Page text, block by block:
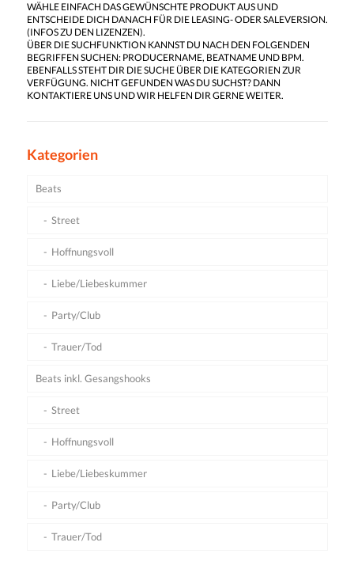
WÄHLE EINFACH DAS GEWÜNSCHTE PRODUKT AUS UND
ENTSCHEIDE DICH DANACH FÜR DIE LEASING- ODER SALEVERSION.
(INFOS ZU DEN LIZENZEN).
ÜBER DIE SUCHFUNKTION KANNST DU NACH DEN FOLGENDEN
BEGRIFFEN SUCHEN: PRODUCERNAME, BEATNAME UND BPM.
EBENFALLS STEHT DIR DIE SUCHE ÜBER DIE KATEGORIEN ZUR
VERFÜGUNG. NICHT GEFUNDEN WAS DU SUCHST? DANN
KONTAKTIERE UNS UND WIR HELFEN DIR GERNE WEITER.
Kategorien
Beats
Street
Hoffnungsvoll
Liebe/Liebeskummer
Party/Club
Trauer/Tod
Beats inkl. Gesangshooks
Street
Hoffnungsvoll
Liebe/Liebeskummer
Party/Club
Trauer/Tod